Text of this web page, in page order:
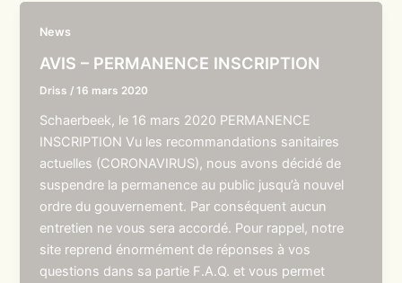
News
AVIS – PERMANENCE INSCRIPTION
Driss /16 mars 2020
Schaerbeek, le 16 mars 2020 PERMANENCE
INSCRIPTION Vu les recommandations sanitaires
actuelles (CORONAVIRUS), nous avons décidé de
suspendre la permanence au public jusqu’à nouvel
ordre du gouvernement. Par conséquent aucun
entretien ne vous sera accordé. Pour rappel, notre
site reprend énormément de réponses à vos
questions dans sa partie F.A.Q. et vous permet